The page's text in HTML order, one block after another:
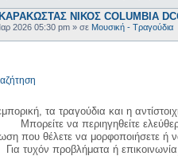
ΝΙΚΟΣ COLUMBIA
2026 05:30 pm » σε Μουσική - Τραγούδια
τα τραγούδια και η
Μπορείτε να περιηγηθείτε
που θέλετε να μορφοποιήσετε
Για τυχόν προβλήματα ή